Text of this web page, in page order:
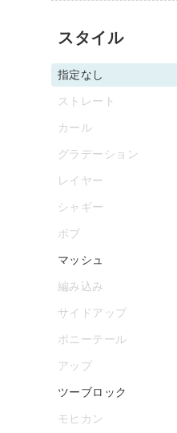
スタイル
指定なし
ストレート
カール
グラデーション
レイヤー
シャギー
ボブ
マッシュ
編み込み
サイドアップ
ポニーテール
アップ
ツーブロック
モヒカン